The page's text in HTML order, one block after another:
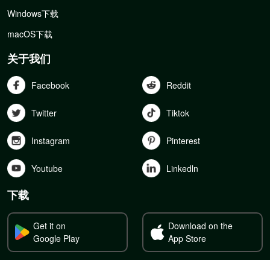
Windows下载
macOS下载
关于我们
Facebook Reddit
Twitter Tiktok
Instagram Pinterest
Youtube Linkedln
下载
Get it on
Google Play
Download on the
App Store